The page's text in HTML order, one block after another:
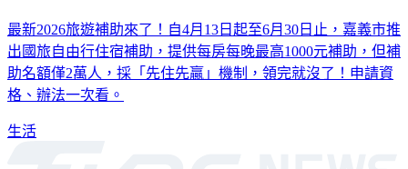
最新2026旅遊補助來了！自4月13日起至6月30日止，嘉義市推
出國旅自由行住宿補助，提供每房每晚最高1000元補助，但補
助名額僅2萬人，採「先住先贏」機制，領完就沒了！申請資
格、辦法一次看。
生活